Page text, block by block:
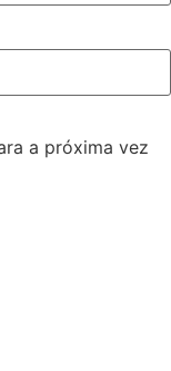
a próxima vez